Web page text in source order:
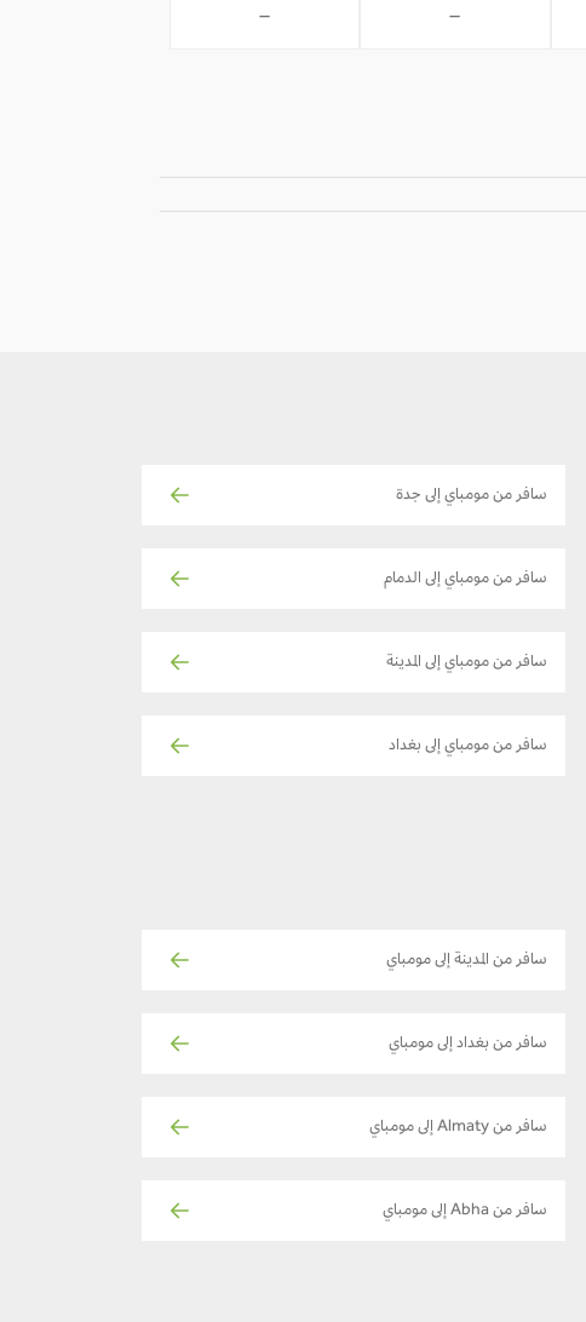
-
-
سافر من مومباي إلى جدة
سافر من مومباي إلى الدمام
سافر من مومباي إلى المدينة
سافر من مومباي إلى بغداد
سافر من المدينة إلى مومباي
سافر من بغداد إلى مومباي
سافر من Almaty إلى مومباي
سافر من Abha إلى مومباي